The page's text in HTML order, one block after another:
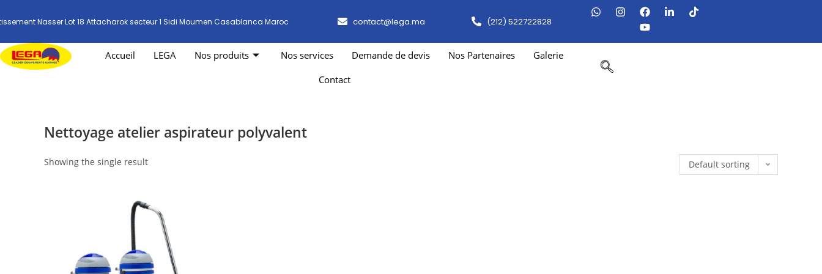
Nasser Lot 18 Attacharok secteur 1 Sidi Moumen Casablanca Maroc contact@lega.ma (212) 522722828
Accueil LEGA Nos produits Nos services Demande de devis Nos Partenaires
Galerie
Contact
Nettoyage atelier aspirateur polyvalent
Showing the single result Default sorting